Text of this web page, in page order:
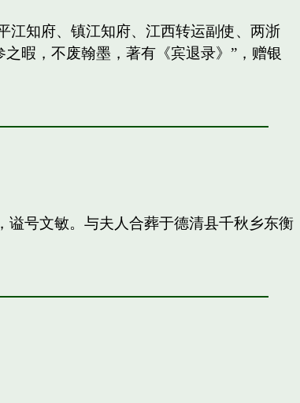
江知府、镇江知府、江西转运副使、两浙
暇，不废翰墨，著有《宾退录》”，赠银
谥号文敏。与夫人合葬于德清县千秋乡东衡